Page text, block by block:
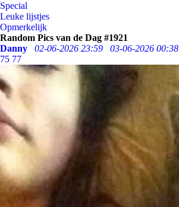
Special
Leuke lijstjes
Opmerkelijk
Random Pics van de Dag #1921
Danny
02-06-2026 23:59 03-06-2026 00:38
75 77